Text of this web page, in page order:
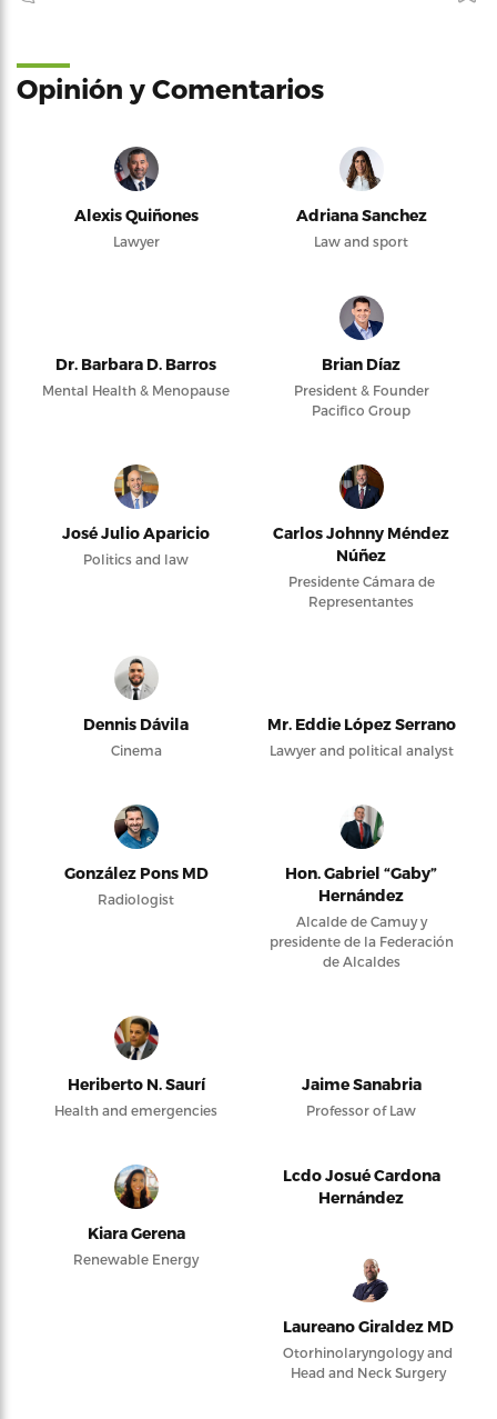
Opinión y Comentarios
Alexis Quiñones
Lawyer
Adriana Sanchez
Law and sport
Dr. Barbara D. Barros
Mental Health & Menopause
Brian Díaz
President & Founder
Pacifico Group
José Julio Aparicio
Politics and law
Carlos Johnny Méndez
Núñez
Presidente Cámara de
Representantes
Dennis Dávila
Cinema
Mr. Eddie López Serrano
Lawyer and political analyst
González Pons MD
Radiologist
Hon. Gabriel “Gaby”
Hernández
Alcalde de Camuy y
presidente de la Federación
de Alcaldes
Heriberto N. Saurí
Health and emergencies
Jaime Sanabria
Professor of Law
Kiara Gerena
Renewable Energy
Lcdo Josué Cardona
Hernández
Laureano Giraldez MD
Otorhinolaryngology and
Head and Neck Surgery